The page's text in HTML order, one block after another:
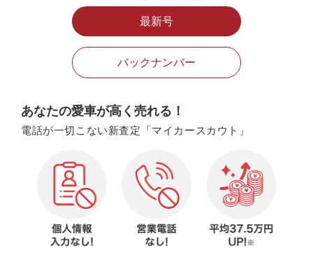
最新号
バックナンバー
あなたの愛車が高く売れる！
電話が一切こない新査定「マイカースカウト」